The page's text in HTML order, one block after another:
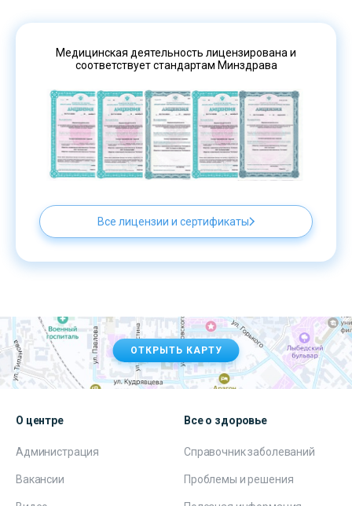
Медицинская деятельность лицензирована и
соответствует стандартам Минздрава
Все лицензии и сертификаты
ОТКРЫТЬ КАРТУ
О центре
Администрация
Вакансии
Все о здоровье
Справочник заболеваний
Проблемы и решения